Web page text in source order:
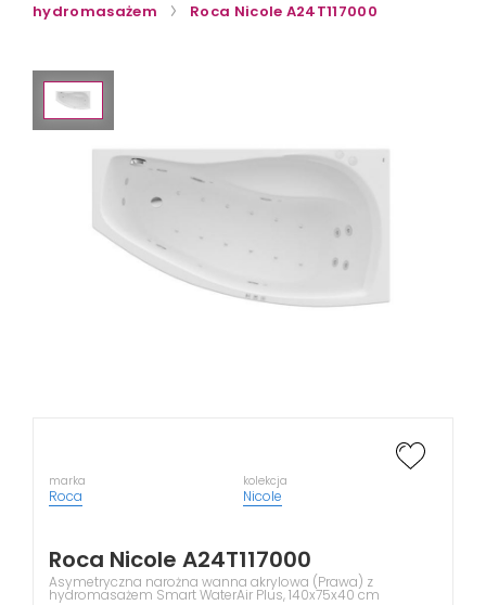
hydromasażem
Roca Nicole A24T117000
marka
Roca
kolekcja
Nicole
Roca Nicole A24T117000
Asymetryczna narożna wanna akrylowa (Prawa) z
hydromasażem Smart WaterAir Plus, 140x75x40 cm